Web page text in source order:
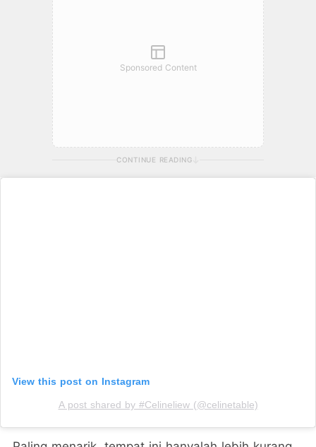
Sponsored Content
CONTINUE READING
View this post on Instagram
A post shared by #Celineliew (@celinetable)